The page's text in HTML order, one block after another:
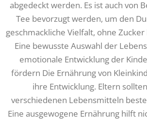
abgedeckt werden. Es ist auch von
Tee bevorzugt werden, um den
geschmackliche Vielfalt, ohne
Eine bewusste Auswahl der
emotionale Entwicklung der
fördern Die Ernährung von
ihre Entwicklung. Eltern
verschiedenen Lebensmitteln
Eine ausgewogene Ernährung hilft